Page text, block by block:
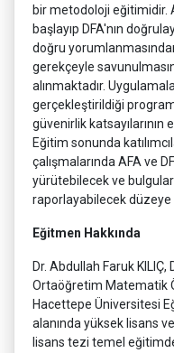
bir metodoloji eğitimidir.
başlayıp DFA'nın
doğru
gerekçeyle
alınmaktadır.
gerçekleştirildiği
güvenirlik
Eğitim sonunda
çalışmalarında AFA ve
yürütebilecek ve
raporlayabilecek düzeye
Eğitmen Hakkında
Dr. Abdullah Faruk
Ortaöğretim Matematik
Hacettepe Üniversitesi
alanında yüksek lisans
lisans tezi temel